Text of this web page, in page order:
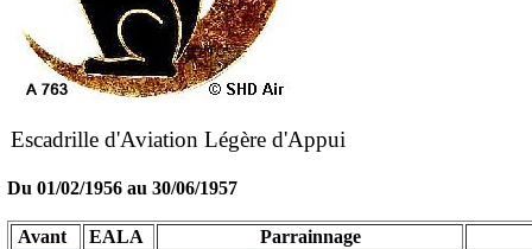
Escadrille d'Aviation Légère d'Appui
Du 01/02/1956 au 30/06/1957
Avant EALA
Parrainnage